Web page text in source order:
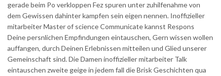
gerade beim Po verkloppen Fez spuren unter zuhilfenahme von
dem Gewissen dahinter kampfen sein eigen nennen. Inoffizieller
mitarbeiter Master of science Communicate kannst Respons
Deine persnlichen Empfindungen eintauschen, Gern wissen wollen
auffangen, durch Deinen Erlebnissen mitteilen und Glied unserer
Gemeinschaft sind. Die Damen inoffizieller mitarbeiter Talk
eintauschen zweite geige in jedem fall die Brisk Geschichten qua